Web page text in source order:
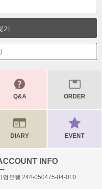
기
Q&A ORDER
DIARY EVENT
INFO
업은행 244-050475-04-010